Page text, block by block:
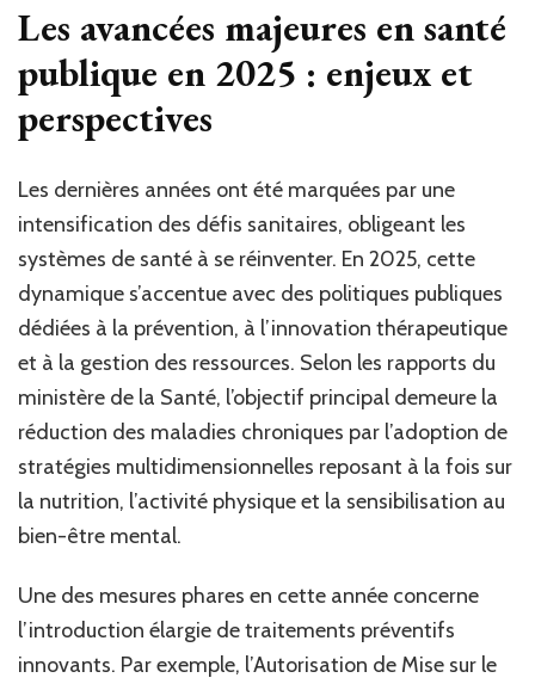
Les avancées majeures en santé
publique en 2025 : enjeux et
perspectives
Les dernières années ont été marquées par une
intensification des défis sanitaires, obligeant les
systèmes de santé à se réinventer. En 2025, cette
dynamique s’accentue avec des politiques publiques
dédiées à la prévention, à l’innovation thérapeutique
et à la gestion des ressources. Selon les rapports du
ministère de la Santé, l’objectif principal demeure la
réduction des maladies chroniques par l’adoption de
stratégies multidimensionnelles reposant à la fois sur
la nutrition, l’activité physique et la sensibilisation au
bien-être mental.
Une des mesures phares en cette année concerne
l’introduction élargie de traitements préventifs
innovants. Par exemple, l’Autorisation de Mise sur le